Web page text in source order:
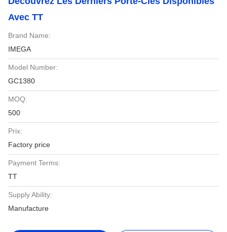
Avec TT
Brand Name:
IMEGA
Model Number:
GC1380
MOQ:
500
Prix:
Factory price
Payment Terms:
TT
Supply Ability:
Manufacture